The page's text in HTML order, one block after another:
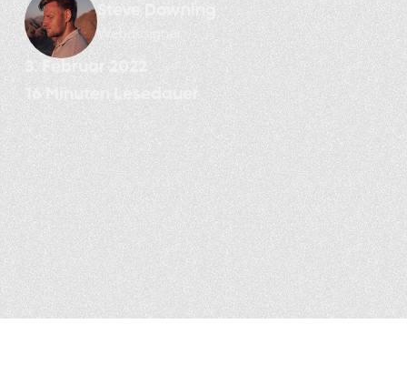
Steve Downing
Webdesigner
3. Februar 2022
16 Minuten Lesedauer